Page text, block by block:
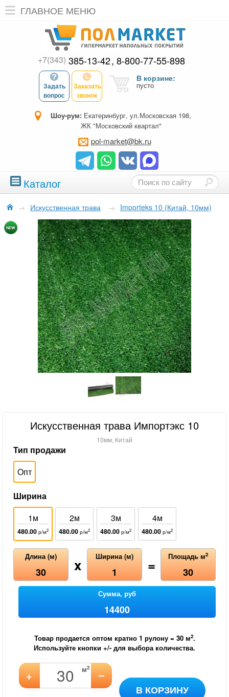
ГЛАВНОЕ МЕНЮ
+7(343) 385-13-42 8-800-77-55-898
Задать
вопрос
Заказать
звонок
В корзине:
пусто
Шоу-рум: Екатеринбург, ул.Московская 198,
ЖК "Московский квартал"
pol-market@bk.ru
Каталог
→ Искусственная трава → Importeks 10 (Китай, 10мм)
Искусственная трава Импортэкс 10
10мм, Китай
Тип продажи
Опт
Ширина
1м
480.00 р/м2
2м
480.00 р/м2
3м
480.00 р/м2
4м
480.00 р/м2
Длина (м)
30 x Ширина (м)
1 = Площадь м2
30
Сумма, руб
14400
Товар продается оптом кратно 1 рулону = 30м2.
Используйте кнопки +/- для выбора количества.
+ м2 –
В КОРЗИНУ